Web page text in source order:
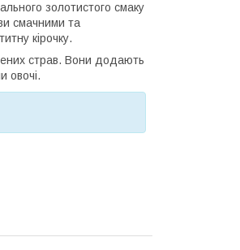
золотистого смаку
смачними та
кірочку.
страв. Вони додають
овочі.